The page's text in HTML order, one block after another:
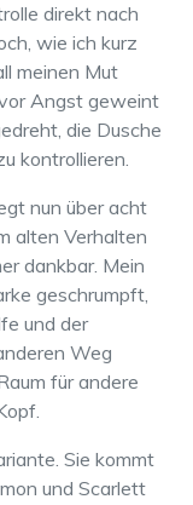
direkt nach
wie ich kurz
meinen Mut
Angst geweint
die Dusche
kontrollieren.
nun über acht
alten Verhalten
dankbar. Mein
geschrumpft,
und der
Weg
für andere
Sie kommt
und Scarlett